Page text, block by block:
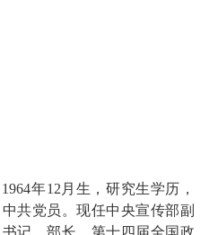
年12月生，研究生学历，
共党员。现任中央宣传部副
记、部长。第十四届全国政